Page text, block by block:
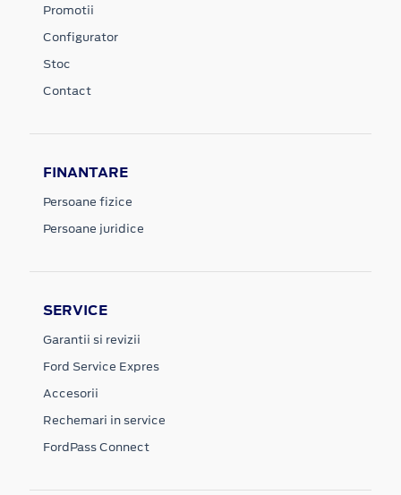
Promotii
Configurator
Stoc
Contact
FINANTARE
Persoane fizice
Persoane juridice
SERVICE
Garantii si revizii
Ford Service Expres
Accesorii
Rechemari in service
FordPass Connect